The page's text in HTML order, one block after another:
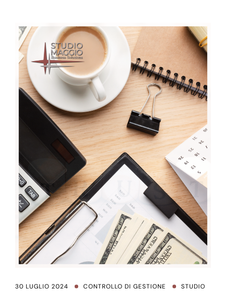
30 LUGLIO 2024 CONTROLLO DI GESTIONE
STUDIO